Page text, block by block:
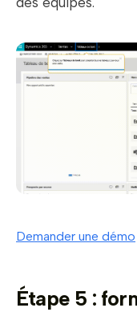
Demander une démo
Étape 5 :